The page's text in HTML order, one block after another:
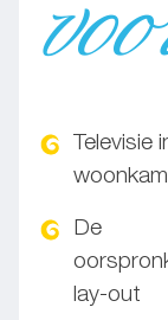
Televisie
De
lay-out